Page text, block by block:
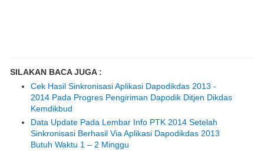
SILAKAN BACA JUGA :
Cek Hasil Sinkronisasi Aplikasi Dapodikdas 2013 -
2014 Pada Progres Pengiriman Dapodik Ditjen Dikdas
Kemdikbud
Data Update Pada Lembar Info PTK 2014 Setelah
Sinkronisasi Berhasil Via Aplikasi Dapodikdas 2013
Butuh Waktu 1 – 2 Minggu